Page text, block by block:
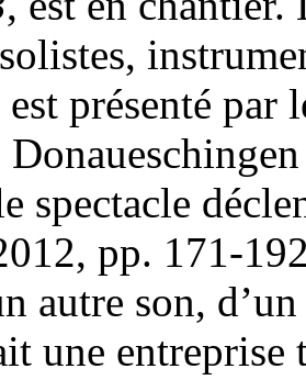
présenté par
spectacle
pp. 171-
autre son,
une